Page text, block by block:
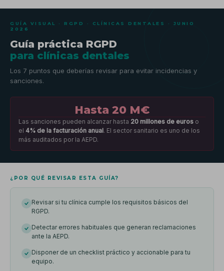
GUÍA VISUAL · RGPD · CLÍNICAS DENTALES · JUNIO
2026
Guía práctica RGPD
para clínicas dentales
Los 7 puntos que deberías revisar para evitar incidencias y
sanciones.
Hasta 20 M€
Las sanciones pueden alcanzar hasta 20 millones de euros o
el 4% de la facturación anual. El sector sanitario es uno de los
más auditados por la AEPD.
¿POR QUÉ REVISAR ESTA GUÍA?
Revisar si tu clínica cumple los requisitos básicos del
RGPD.
Detectar errores habituales que generan reclamaciones
ante la AEPD.
Disponer de un checklist práctico y accionable para tu
equipo.